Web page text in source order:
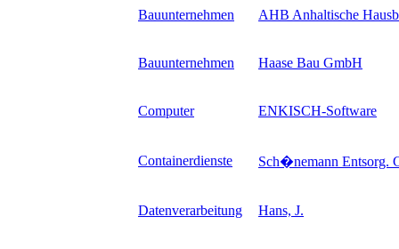
Bauunternehmen AHB Anhaltische
Bauunternehmen Haase Bau GmbH
Computer ENKISCH-Software
Containerdienste Sch�nemann Entsorg.
Datenverarbeitung Hans, J.